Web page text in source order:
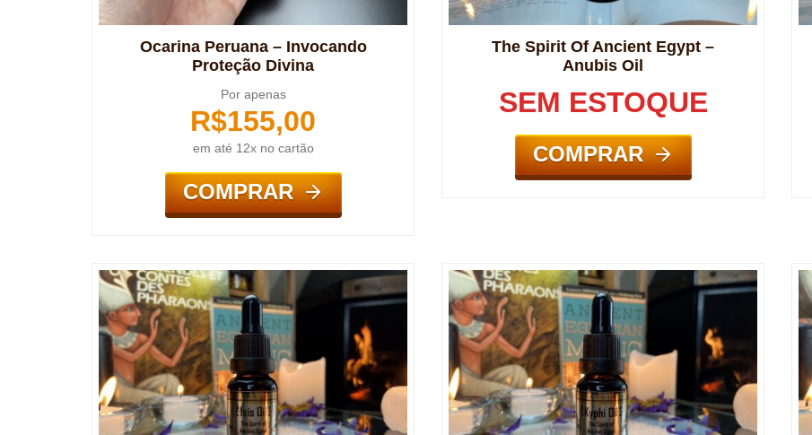
Ocarina Peruana – Invocando
Proteção Divina
Por apenas
R$155,00
em até 12x no cartão
COMPRAR
The Spirit Of Ancient Egypt –
Anubis Oil
SEM ESTOQUE
COMPRAR